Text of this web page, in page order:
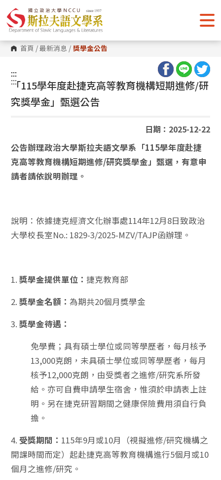
到
主
要
內
容
區 首頁 /最新消息 / 獎學金公告
:::
:::
「115學年度赴捷克高等教育機構短期進修/研
究獎學金」甄選公告
日期：2025-12-22
公告辦理政治大學斯拉夫語文學系「115學年度赴捷
克高等教育機構短期進修/研究獎學金」甄選，有意申
請者請依說明辦理。
說明：依據捷克經濟文化辦事處114年12月8日致政治
大學校長室No.: 1829-3/2025-MZV/TAJP函辦理。
1.獎學金提供單位：捷克教育部
2.獎學金名額：為期共20個月獎學金
3.獎學金待遇：
免學費；具有碩士學位或同等學歷者，每月核予
13,000克朗，未具碩士學位或同等學歷者，每月
核予12,000克朗，由受獎者之進修/研究系所發
給。亦可自費申請學生宿舍，惟須於申請表上註
明。另在捷克研習期間之健康保險費用須自行負
擔。
4. 受獎期間： 115年9月或10月（視擬進修/研究機構之
開課時間而定）起赴捷克高等教育機構進行5個月或10
個月之進修/研究。